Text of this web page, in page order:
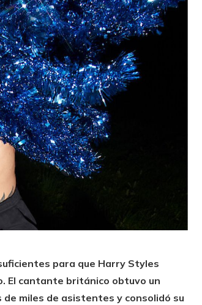
para que Harry Styles
El cantante británico obtuvo un
miles de asistentes y consolidó su